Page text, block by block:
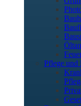
Pflege und